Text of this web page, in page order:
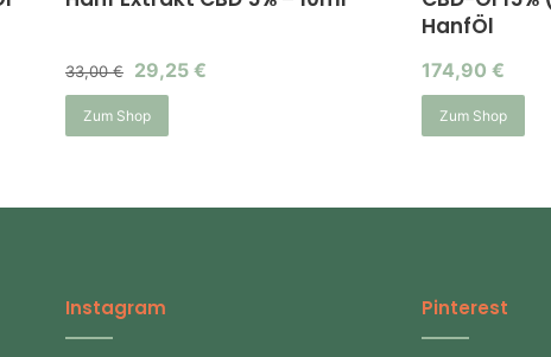
33,00€ 29,25 €
Zum Shop
HanfÖl
174,90 €
Zum Shop
Instagram Pinterest